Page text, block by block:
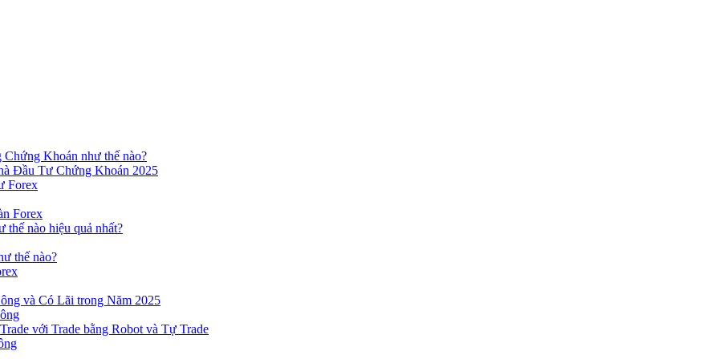
Khoán như thế nào?
Đầu Tư Chứng Khoán 2025
Forex
Forex
nào hiệu quả nhất?
thế nào?
và Có Lãi trong Năm 2025
với Trade bằng Robot và Tự Trade